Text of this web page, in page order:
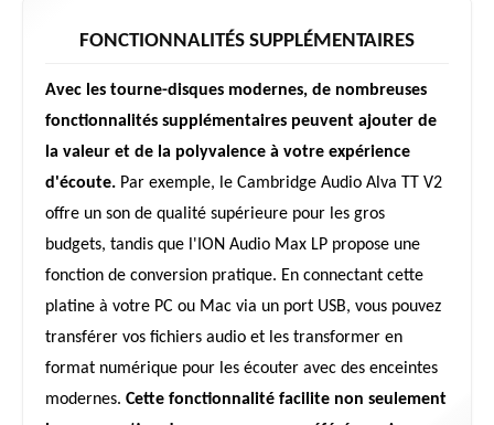
FONCTIONNALITÉS SUPPLÉMENTAIRES
Avec les tourne-disques modernes, de nombreuses
fonctionnalités supplémentaires peuvent ajouter de
la valeur et de la polyvalence à votre expérience
d'écoute. Par exemple, le Cambridge Audio Alva TT V2
offre un son de qualité supérieure pour les gros
budgets, tandis que l'ION Audio Max LP propose une
fonction de conversion pratique. En connectant cette
platine à votre PC ou Mac via un port USB, vous pouvez
transférer vos fichiers audio et les transformer en
format numérique pour les écouter avec des enceintes
modernes. Cette fonctionnalité facilite non seulement